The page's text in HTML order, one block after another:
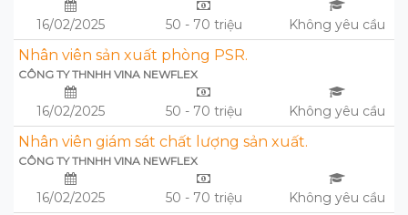
16/02/2025 50 - 70 triệu Không yêu cầu
Nhân viên sản xuất phòng PSR.
CÔNG TY THNHH VINA NEWFLEX
16/02/2025 50 - 70 triệu Không yêu cầu
Nhân viên giám sát chất lượng sản xuất.
CÔNG TY THNHH VINA NEWFLEX
16/02/2025 50 - 70 triệu Không yêu cầu